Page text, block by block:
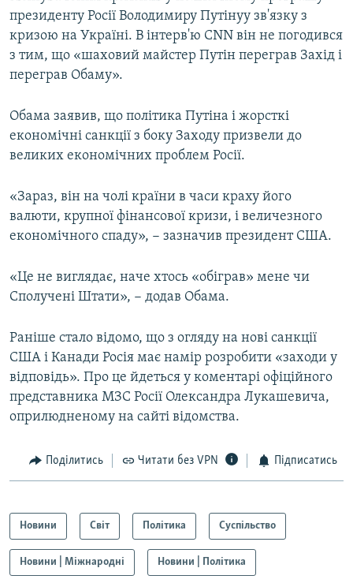
УКР
КТАТ
Усі сайти RFE/RL
президенту Росії Володимиру Путінуу зв'язку з
кризою на Україні. В інтерв'ю CNN він не погодився
з тим, що «шаховий майстер Путін переграв Захід і
переграв Обаму».
Обама заявив, що політика Путіна і жорсткі
економічні санкції з боку Заходу призвели до
великих економічних проблем Росії.
«Зараз, він на чолі країни в часи краху його
валюти, крупної фінансової кризи, і величезного
економічного спаду», − зазначив президент США.
«Це не виглядає, наче хтось «обіграв» мене чи
Сполучені Штати», − додав Обама.
Раніше стало відомо, що з огляду на нові санкції
США і Канади Росія має намір розробити «заходи у
відповідь». Про це йдеться у коментарі офіційного
представника МЗС Росії Олександра Лукашевича,
оприлюдненому на сайті відомства.
Поділитись Читати без VPN Підписатись
Новини Світ Політика Суспільство
Новини | Міжнародні Новини | Політика